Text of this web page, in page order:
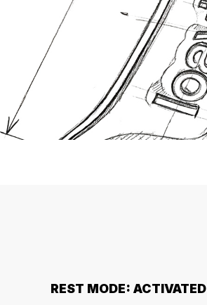
REST MODE: ACTIVATED